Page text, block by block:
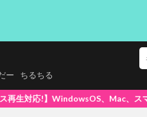
ー ちるちる
ホ(iPhone / Android)、タブレ